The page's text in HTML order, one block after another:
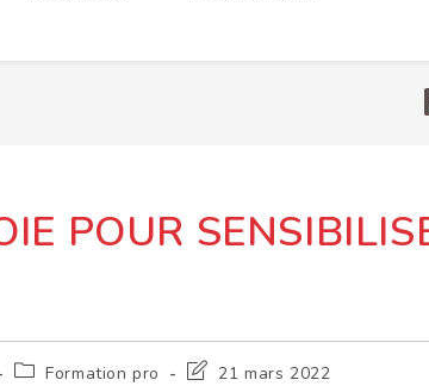
POUR
PostFormation pro
Dernière21 mars 2022